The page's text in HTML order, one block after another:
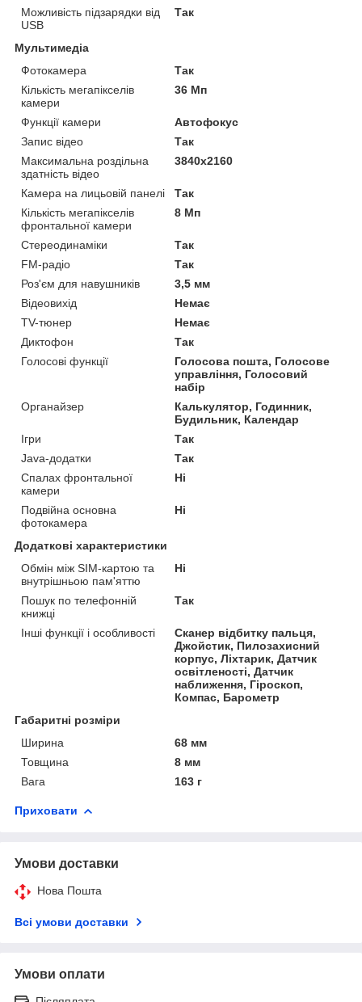
Можливість підзарядки від
USB
Так
Мультимедіа
Фотокамера
Так
Кількість мегапікселів
камери
36 Мп
Функції камери
Автофокус
Запис відео
Так
Максимальна роздільна
здатність відео
3840x2160
Камера на лицьовій панелі
Так
Кількість мегапікселів
фронтальної камери
8 Мп
Стереодинаміки
Так
FM-радіо
Так
Роз'єм для навушників
3,5 мм
Відеовихід
Немає
TV-тюнер
Немає
Диктофон
Так
Голосові функції
Голосова пошта, Голосове
управління, Голосовий
набір
Органайзер
Калькулятор, Годинник,
Будильник, Календар
Ігри
Так
Java-додатки
Так
Спалах фронтальної
камери
Ні
Подвійна основна
фотокамера
Ні
Додаткові характеристики
Обмін між SIM-картою та
внутрішньою пам'яттю
Ні
Пошук по телефонній
книжці
Так
Інші функції і особливості
Сканер відбитку пальця,
Джойстик, Пилозахисний
корпус, Ліхтарик, Датчик
освітленості, Датчик
наближення, Гіроскоп,
Компас, Барометр
Габаритні розміри
Ширина
68 мм
Товщина
8 мм
Вага
163 г
Приховати
Умови доставки
Нова Пошта
Всі умови доставки
Умови оплати